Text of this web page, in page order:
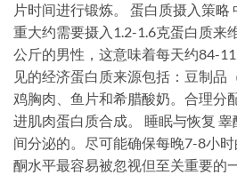
片时间进行锻炼。 蛋白质摄入策略
重大约需要摄入1.2-1.6克蛋白质来
公斤的男性，这意味着每天约84-
见的经济蛋白质来源包括：豆制品
鸡胸肉、鱼片和希腊酸奶。合理分
进肌肉蛋白质合成。 睡眠与恢复
间分泌的。尽可能确保每晚7-8小
酮水平最容易被忽视但至关重要的